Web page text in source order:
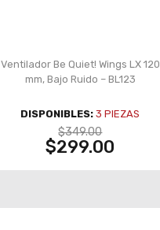
Ventilador Be Quiet! Wings LX 120
mm, Bajo Ruido – BL123
DISPONIBLES: 3 PIEZAS
$349.00
$299.00